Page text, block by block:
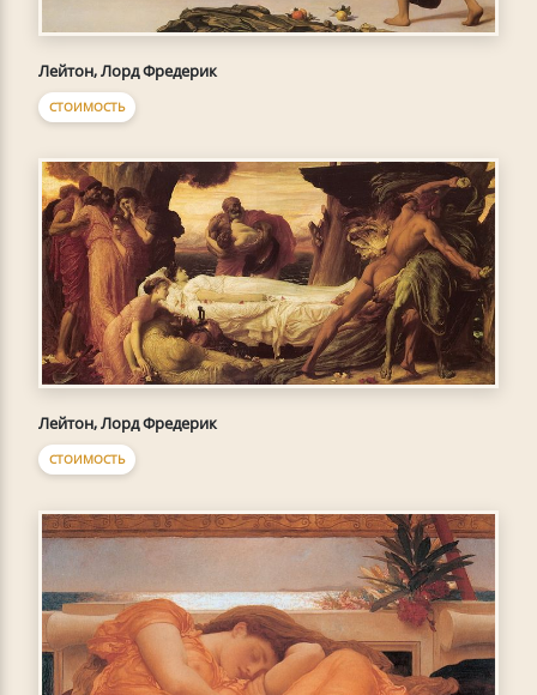
Лейтон, Лорд Фредерик
СТОИМОСТЬ
Лейтон, Лорд Фредерик
СТОИМОСТЬ